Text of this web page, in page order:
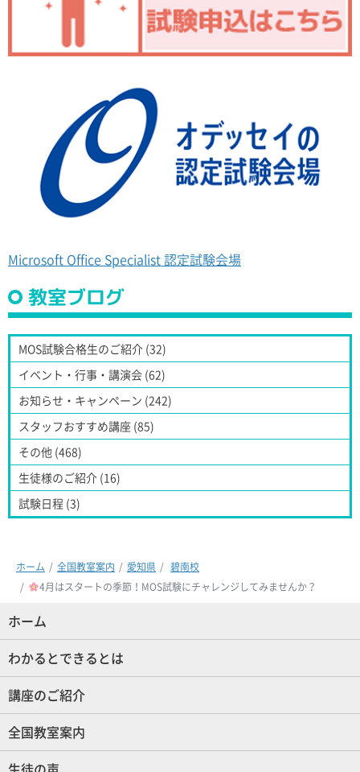
Microsoft Office Specialist 認定試験会場
教室ブログ
MOS試験合格生のご紹介 (32)
イベント・行事・講演会 (62)
お知らせ・キャンペーン (242)
スタッフおすすめ講座 (85)
その他 (468)
生徒様のご紹介 (16)
試験日程 (3)
ホーム 全国教室案内 愛知県
碧南校
4月はスタートの季節！MOS試験にチャレンジしてみませんか？
ホーム
わかるとできるとは
講座のご紹介
全国教室案内